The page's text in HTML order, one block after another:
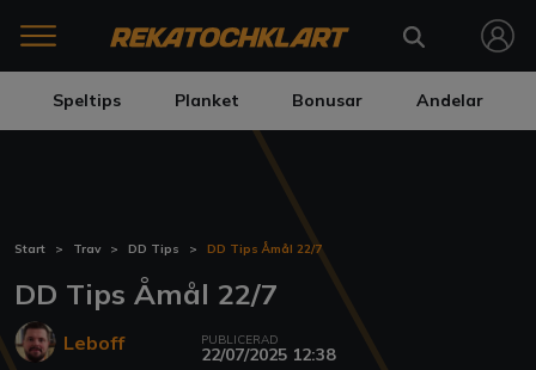
Speltips Planket Bonusar Andelar
Start Trav DD Tips DD Tips Åmål 22/7
DD Tips Åmål 22/7
Leboff PUBLICERAD
22/07/2025 12:38